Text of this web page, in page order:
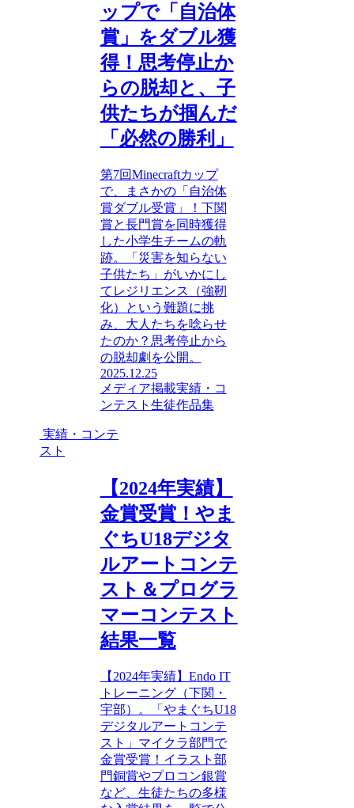
ップで「自治体
賞」をダブル獲
得！思考停止か
らの脱却と、子
供たちが掴んだ
「必然の勝利」
第7回Minecraftカップ
で、まさかの「自治体
賞ダブル受賞」！下関
賞と長門賞を同時獲得
した小学生チームの軌
跡。「災害を知らない
子供たち」がいかにし
てレジリエンス（強靭
化）という難題に挑
み、大人たちを唸らせ
たのか？思考停止から
の脱却劇を公開。
2025.12.25
メディア掲載実績・コ
ンテスト 生徒作品集
実績・コンテ
スト
【2024年実績】
金賞受賞！やま
ぐちU18デジタ
ルアートコンテ
スト＆プログラ
マーコンテスト
結果一覧
【2024年実績】Endo IT
トレーニング（下関・
宇部）。「やまぐちU18
デジタルアートコンテ
スト」マイクラ部門で
金賞受賞！イラスト部
門銅賞やプロコン銀賞
など、生徒たちの多様